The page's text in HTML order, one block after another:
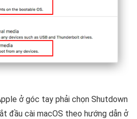
ở góc tay phải chọn Shutdown
đầu cài macOS theo hướng dẫn ở